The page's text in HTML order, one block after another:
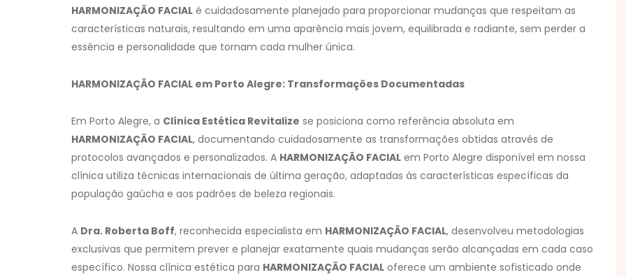
HARMONIZAÇÃO FACIAL é cuidadosamente planejado para proporcionar mudanças que respeitam as
características naturais, resultando em uma aparência mais jovem, equilibrada e radiante, sem perder a
essência e personalidade que tornam cada mulher única.
HARMONIZAÇÃO FACIAL em Porto Alegre: Transformações Documentadas
Em Porto Alegre, a Clínica Estética Revitalize se posiciona como referência absoluta em
HARMONIZAÇÃO FACIAL, documentando cuidadosamente as transformações obtidas através de
protocolos avançados e personalizados. A HARMONIZAÇÃO FACIAL em Porto Alegre disponível em nossa
clínica utiliza técnicas internacionais de última geração, adaptadas às características específicas da
população gaúcha e aos padrões de beleza regionais.
A Dra. Roberta Boff, reconhecida especialista em HARMONIZAÇÃO FACIAL, desenvolveu metodologias
exclusivas que permitem prever e planejar exatamente quais mudanças serão alcançadas em cada caso
específico. Nossa clínica estética para HARMONIZAÇÃO FACIAL oferece um ambiente sofisticado onde